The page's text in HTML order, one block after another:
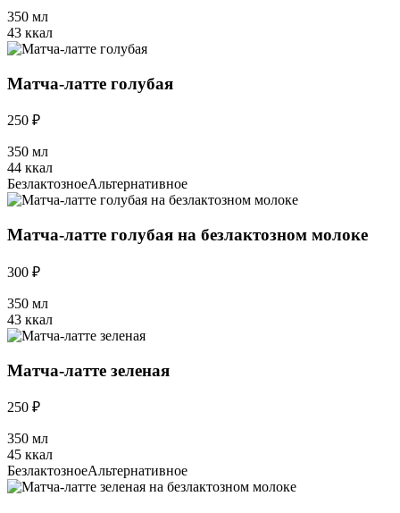
350 мл
43 ккал
Матча-латте голубая
250 ₽
350 мл
44 ккал
БезлактозноеАльтернативное
Матча-латте голубая на безлактозном молоке
300 ₽
350 мл
43 ккал
Матча-латте зеленая
250 ₽
350 мл
45 ккал
БезлактозноеАльтернативное